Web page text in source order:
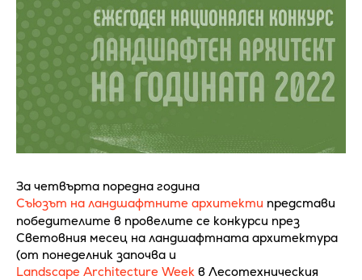
За четвърта поредна година
Съюзът на ландшафтните архитекти представи
победителите в провелите се конкурси през
Световния месец на ландшафтната архитектура
(от понеделник започва и
Landscape Architecture Week в Лесотехническия